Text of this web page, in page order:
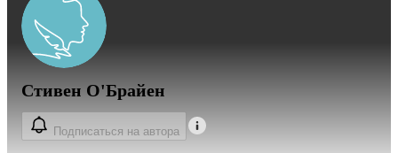
Стивен О'Брайен
Подписаться на автора